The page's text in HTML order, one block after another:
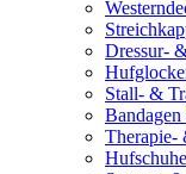
Dressur-
Stall- &
Therapie-